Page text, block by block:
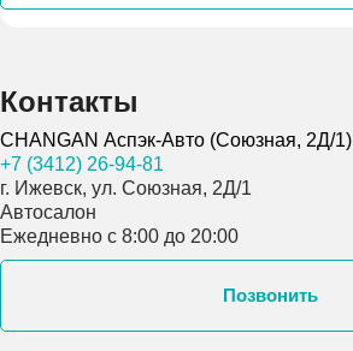
Контакты
CHANGAN Аспэк-Авто (Союзная, 2Д/1)
+7 (3412) 26-94-81
г. Ижевск, ул. Союзная, 2Д/1
Автосалон
Ежедневно с 8:00 до 20:00
Позвонить